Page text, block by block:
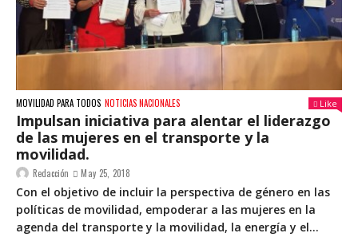
MOVILIDAD PARA TODOS NOTICIAS NACIONALES Like
Impulsan iniciativa para alentar el liderazgo
de las mujeres en el transporte y la
movilidad.
Redacción May 25, 2018
Con el objetivo de incluir la perspectiva de género en las
políticas de movilidad, empoderar a las mujeres en la
agenda del transporte y la movilidad, la energía y el...